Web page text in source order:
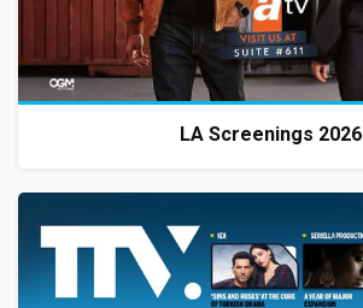
LA Screenings 2026